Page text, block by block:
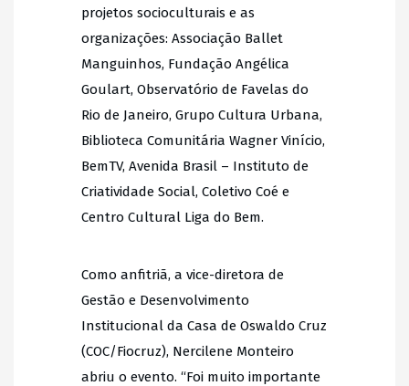
projetos socioculturais e as
organizações: Associação Ballet
Manguinhos, Fundação Angélica
Goulart, Observatório de Favelas do
Rio de Janeiro, Grupo Cultura Urbana,
Biblioteca Comunitária Wagner Vinício,
BemTV, Avenida Brasil – Instituto de
Criatividade Social, Coletivo Coé e
Centro Cultural Liga do Bem.
Como anfitriã, a vice-diretora de
Gestão e Desenvolvimento
Institucional da Casa de Oswaldo Cruz
(COC/Fiocruz), Nercilene Monteiro
abriu o evento. “Foi muito importante